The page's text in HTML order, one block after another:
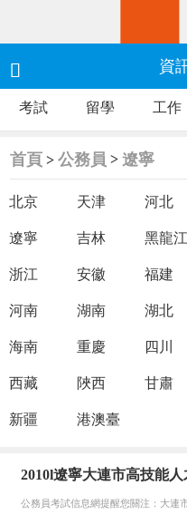
 資
考試 留學 工作
首頁 >公務員 >遼寧
北京 天津 河北
遼寧 吉林 黑龍江
浙江 安徽 福建
河南 湖南 湖北
海南 重慶 四川
西藏 陜西 甘肅
新疆 港澳臺
2010l遼寧大連市高技能